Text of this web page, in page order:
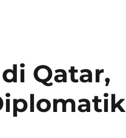
Qatar,